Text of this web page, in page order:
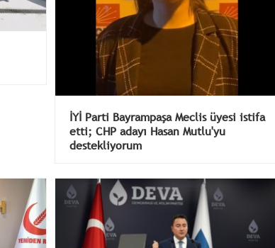
İYİ Parti Bayrampaşa Meclis üyesi istifa
etti; CHP adayı Hasan Mutlu'yu
destekliyorum